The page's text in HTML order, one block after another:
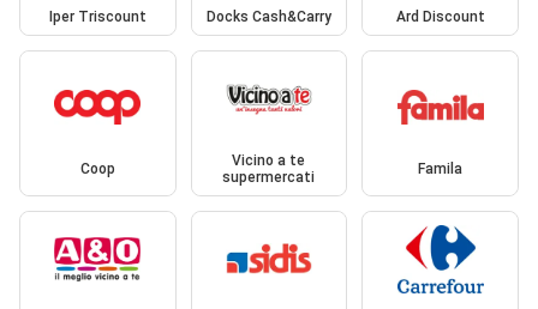
Iper Triscount Docks Cash&Carry Ard Discount
Coop
Vicino a te
supermercati
Famila